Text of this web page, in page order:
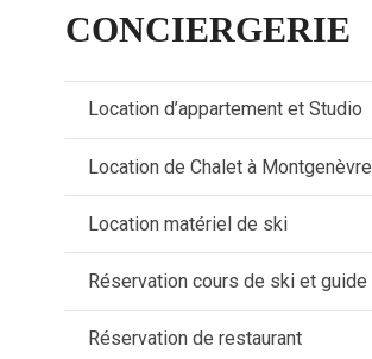
CONCIERGERIE
Location d’appartement et Studio
Location de Chalet à Montgenèvre
Location matériel de ski
Réservation cours de ski et guide
Réservation de restaurant